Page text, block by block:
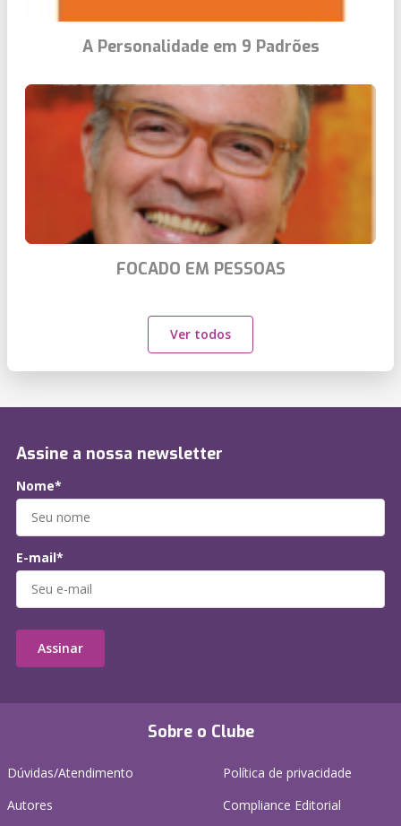
A Personalidade em 9 Padrões
FOCADO EM PESSOAS
Ver todos
Sobre o Clube
Dúvidas/Atendimento
Autores
Política de privacidade
Compliance Editorial
Assine a nossa newsletter
Nome*
E-mail*
Assinar